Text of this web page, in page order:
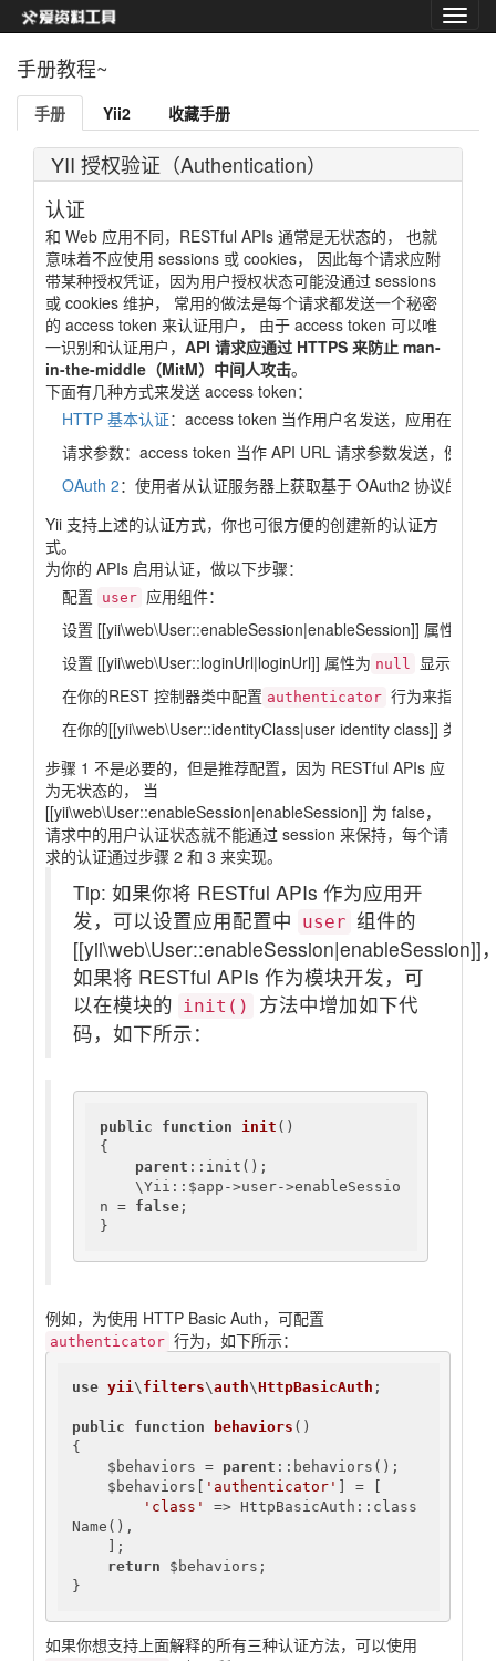
手册教程~
手册 Yii2 收藏手册
YII 授权验证（Authentication）
认证
和 Web 应用不同，RESTful APIs 通常是无状态的， 也就
意味着不应使用 sessions 或 cookies， 因此每个请求应附
带某种授权凭证，因为用户授权状态可能没通过 sessions
或 cookies 维护， 常用的做法是每个请求都发送一个秘密
的 access token 来认证用户， 由于 access token 可以唯
一识别和认证用户， API 请求应通过 HTTPS 来防止 man-
in-the-middle（MitM）中间人攻击。
下面有几种方式来发送 access token：
HTTP 基本认证：access token 当作用户名发送，应用在
请求参数：access token 当作 API URL 请求参数发送，例如
OAuth 2：使用者从认证服务器上获取基于 OAuth2 协议的
Yii 支持上述的认证方式，你也可很方便的创建新的认证方
式。
为你的 APIs 启用认证，做以下步骤：
配置
user 应用组件：
设置 [[yii\web\User::enableSession|enableSession]] 属性为
设置 [[yii\web\User::loginUrl|loginUrl]] 属性为 null
显示一个
在你的REST 控制器类中配置 authenticator 行为来指定使
在你的[[yii\web\User::identityClass|user identity class]] 类中
步骤 1 不是必要的，但是推荐配置，因为 RESTful APIs 应
为无状态的， 当
[[yii\web\User::enableSession|enableSession]] 为 false，
请求中的用户认证状态就不能通过 session 来保持，每个请
求的认证通过步骤 2 和 3 来实现。
Tip: 如果你将 RESTful APIs 作为应用开
发，可以设置应用配置中
user 组件的
[[yii\web\User::enableSession|enableSession]]
如果将 RESTful APIs 作为模块开发，可
以在模块的 init()
方法中增加如下代
码，如下所示：
public function init ()
{
parent ::init();
\Yii::$app->user->enableSessio
n = false;
}
例如，为使用 HTTP Basic Auth，可配置
authenticator 行为，如下所示：
use yii \ filters\auth\HttpBasicAuth ;
public function behaviors ()
{
$behaviors = parent ::behaviors();
$behaviors[ 'authenticator' ] = [
'class'
=> HttpBasicAuth::class
Name(),
];
return $behaviors;
}
如果你想支持上面解释的所有三种认证方法，可以使用